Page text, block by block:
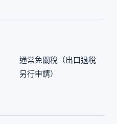
通常免關稅（出口退稅
另行申請）